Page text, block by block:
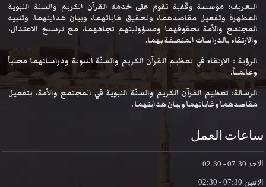
التعريف: مؤسسة وقفية تقوم على خدمة القرآن الكريم والسنة النبوية
المطهرة وتفعيل مقاصدهما، وتحقيق غاياتهما، وبيان هدايتهما، وتنبيه
المجتمع والأمة بحقوقهما ومسؤوليتهم تجاههما، مع ترسيخ الاعتدال،
والارتقاء بالدراسات المتعلقة بهما.
الرؤية : الارتقاء في تعظيم القرآن الكريم والسنّة النبوية ودراساتهما محلياً
وعالمياً.
الرسالة: تعظيم القرآن الكريم والسنّة النبوية في المجتمع والأمة، بتفعيل
مقاصدهما وغاياتهما وبيان هدايتهما .
ساعات العمل
الاحد
الاثنين